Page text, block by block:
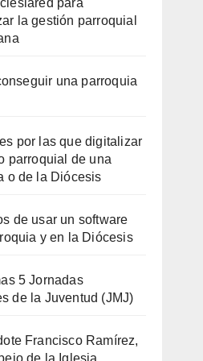
para
la gestión parroquial
una parroquia
por las que digitalizar
parroquial de una
o de la Diócesis
de usar un software
y en la Diócesis
5 Jornadas
de la Juventud (JMJ)
Francisco Ramírez,
de la Iglesia